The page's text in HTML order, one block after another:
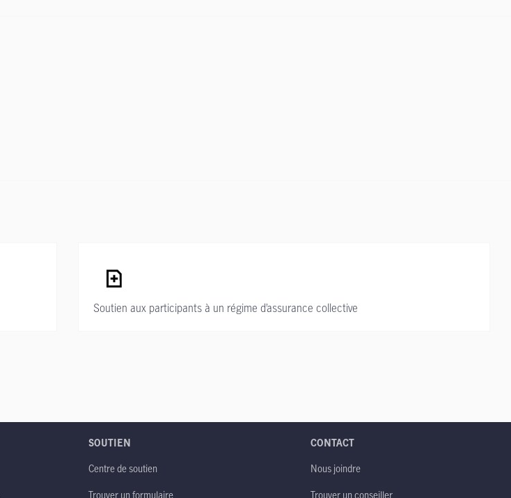
Soutien aux participants à un régime d’assurance collective
SOUTIEN
Centre de soutien
Trouver un formulaire
CONTACT
Nous joindre
Trouver un conseiller